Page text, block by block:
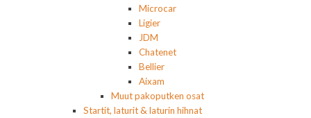
Microcar
Ligier
JDM
Chatenet
Bellier
Aixam
Muut pakoputken osat
Startit, laturit & laturin hihnat